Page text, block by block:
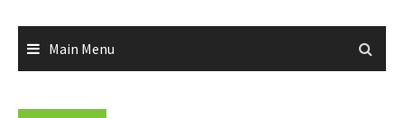
Main Menu